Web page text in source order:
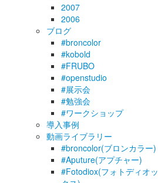
2007
2006
ブログ
#broncolor
#kobold
#FRUBO
#openstudio
#展示会
#勉強会
#ワークショップ
導入事例
動画ライブラリー
#broncolor(ブロンカラー)
#Aputure(アプチャー)
#Fotodiox(フォトディオッ